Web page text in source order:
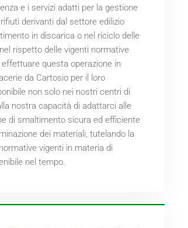
e i servizi adatti per la gestione
derivanti dal settore edilizio
in discarica o nel riciclo delle
rispetto delle vigenti normative
questa operazione in
da Cartosio per il loro
non solo nei nostri centri di
nostra capacità di adattarci alle
di smaltimento sicura ed efficiente
dei materiali, tutelando la
vigenti in materia di
nel tempo.